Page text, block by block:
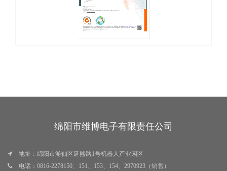
绵阳市维博电子有限责任公司
地址：绵阳市游仙区延熙路1号机器人产业园区
电话：0816-2278150、151、153、154、2970923（销售）